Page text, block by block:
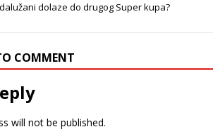
dolaze do drugog Super kupa?
COMMENT
will not be published.